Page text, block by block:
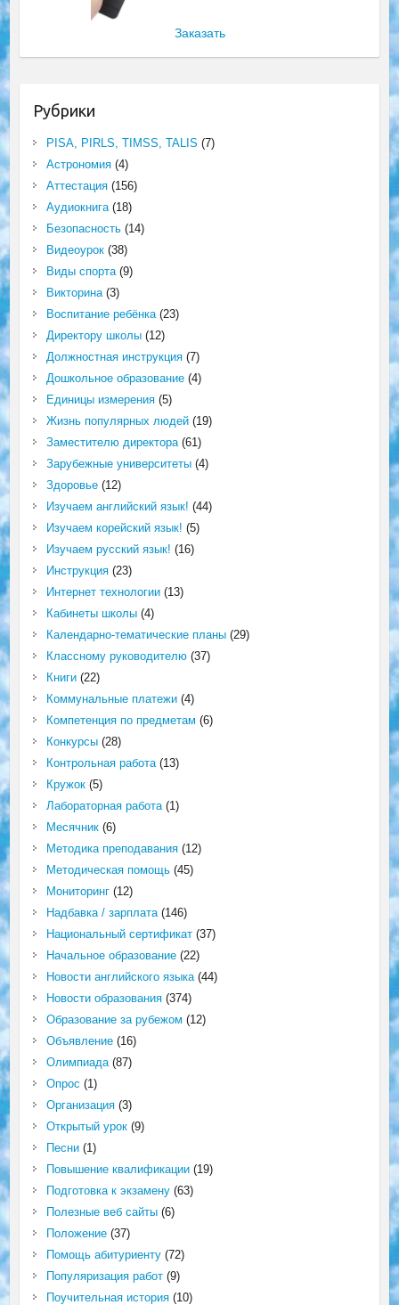
Заказать
Рубрики
PISA, PIRLS, TIMSS, TALIS (7)
Астрономия(4)
Аттестация(156)
Аудиокнига(18)
Безопасность(14)
Видеоурок(38)
Виды спорта(9)
Викторина(3)
Воспитание ребёнка(23)
Директору школы(12)
Должностная инструкция(7)
Дошкольное образование(4)
Единицы измерения(5)
Жизнь популярных людей(19)
Заместителю директора(61)
Зарубежные университеты(4)
Здоровье(12)
Изучаем английский язык! (44)
Изучаем корейский язык! (5)
Изучаем русский язык! (16)
Инструкция(23)
Интернет технологии(13)
Кабинеты школы(4)
Календарно-тематические планы(29)
Классному руководителю(37)
Книги(22)
Коммунальные платежи(4)
Компетенция по предметам (6)
Конкурсы(28)
Контрольная работа(13)
Кружок(5)
Лабораторная работа(1)
Месячник(6)
Методика преподавания(12)
Методическая помощь(45)
Мониторинг(12)
Надбавка / зарплата(146)
Национальный сертификат(37)
Начальное образование(22)
Новости английского языка(44)
Новости образования(374)
Образование за рубежом (12)
Объявление(16)
Олимпиада(87)
Опрос (1)
Организация(3)
Открытый урок(9)
Песни(1)
Повышение квалификации(19)
Подготовка к экзамену(63)
Полезные веб сайты(6)
Положение(37)
Помощь абитуриенту(72)
Популяризация работ(9)
Поучительная история(10)